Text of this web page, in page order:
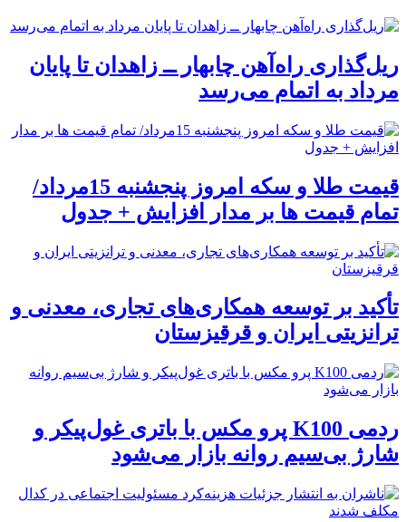
ریل‌گذاری راه‌آهن چابهار ــ زاهدان تا پایان
مرداد به اتمام می‌رسد
قیمت طلا و سکه امروز پنجشنبه 15مرداد/
تمام قیمت ها بر مدار افزایش + جدول
تأکید بر توسعه همکاری‌های تجاری، معدنی و
ترانزیتی ایران و قرقیزستان
ردمی K100 پرو مکس با باتری غول‌پیکر و
شارژ بی‌سیم روانه بازار می‌شود